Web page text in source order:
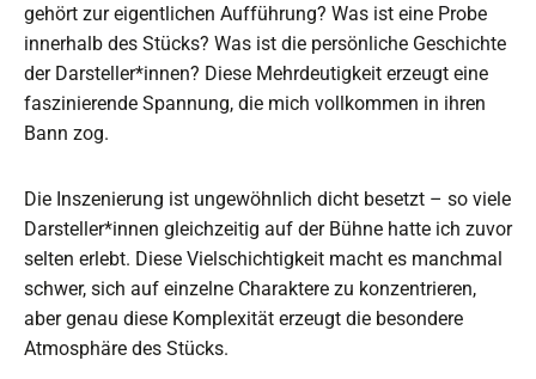
gehört zur eigentlichen Aufführung? Was ist eine Probe
innerhalb des Stücks? Was ist die persönliche Geschichte
der Darsteller*innen? Diese Mehrdeutigkeit erzeugt eine
faszinierende Spannung, die mich vollkommen in ihren
Bann zog.
Die Inszenierung ist ungewöhnlich dicht besetzt – so viele
Darsteller*innen gleichzeitig auf der Bühne hatte ich zuvor
selten erlebt. Diese Vielschichtigkeit macht es manchmal
schwer, sich auf einzelne Charaktere zu konzentrieren,
aber genau diese Komplexität erzeugt die besondere
Atmosphäre des Stücks.